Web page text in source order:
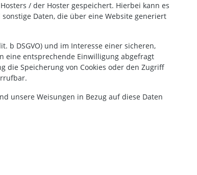
/ der Hoster gespeichert. Hierbei kann es
Daten, die über eine Website generiert
b DSGVO) und im Interesse einer sicheren,
eine entsprechende Einwilligung abgefragt
die Speicherung von Cookies oder den Zugriff
unsere Weisungen in Bezug auf diese Daten